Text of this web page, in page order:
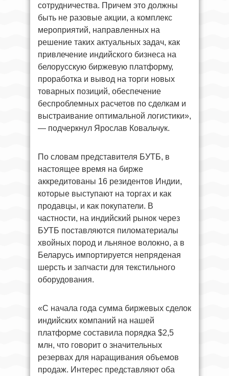
сотрудничества. Причем это должны
быть не разовые акции, а комплекс
мероприятий, направленных на
решение таких актуальных задач, как
привлечение индийского бизнеса на
белорусскую биржевую платформу,
проработка и вывод на торги новых
товарных позиций, обеспечение
беспроблемных расчетов по сделкам и
выстраивание оптимальной логистики»,
— подчеркнул Ярослав Ковальчук.
По словам представителя БУТБ, в
настоящее время на бирже
аккредитованы 16 резидентов Индии,
которые выступают на торгах и как
продавцы, и как покупатели. В
частности, на индийский рынок через
БУТБ поставляются пиломатериалы
хвойных пород и льняное волокно, а в
Беларусь импортируется непряденая
шерсть и запчасти для текстильного
оборудования.
«С начала года сумма биржевых сделок
индийских компаний на нашей
платформе составила порядка $2,5
млн, что говорит о значительных
резервах для наращивания объемов
продаж. Интерес представляют оба